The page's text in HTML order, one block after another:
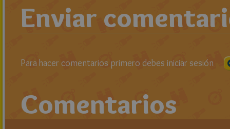
Enviar
Para hacer comentarios primero debes iniciar sesión
Comentarios